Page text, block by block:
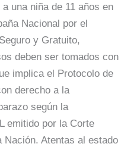
una niña de 11 años en
Nacional por el
y Gratuito,
deben ser tomados con
implica el Protocolo de
derecho a la
según la
emitido por la Corte
Nación. Atentas al estado